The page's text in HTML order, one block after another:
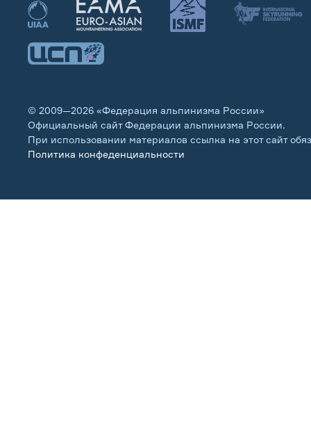
© 2009—2026 «Федерация альпинизма России»
Официальный сайт Федерации альпинизма России.
При использовании материалов ссылка на этот сайт
Политика конфеденциальности